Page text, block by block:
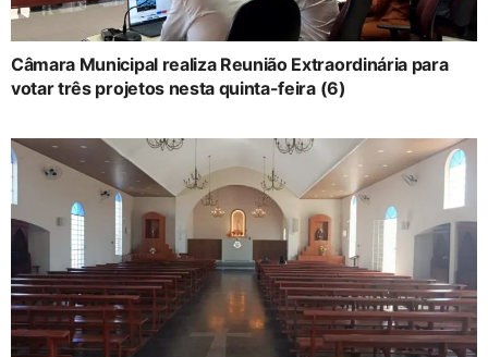
Câmara Municipal realiza Reunião Extraordinária para
votar três projetos nesta quinta-feira (6)